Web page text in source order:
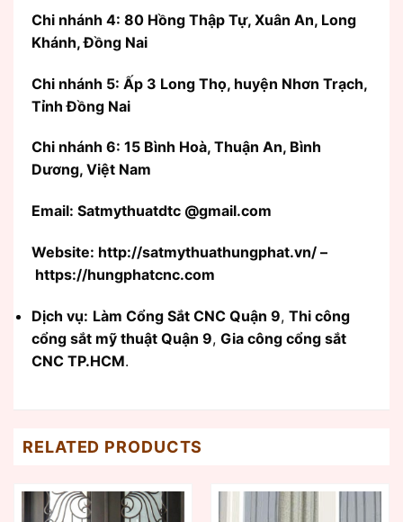
Chi nhánh 4: 80 Hồng Thập Tự, Xuân An, Long
Khánh, Đồng Nai
Chi nhánh 5: Ấp 3 Long Thọ, huyện Nhơn Trạch,
Tỉnh Đồng Nai
Chi nhánh 6: 15 Bình Hoà, Thuận An, Bình
Dương, Việt Nam
Email: Satmythuatdtc @gmail.com
Website: http://satmythuathungphat.vn/ –
https://hungphatcnc.com
Dịch vụ: Làm Cổng Sắt CNC Quận 9, Thi công
cổng sắt mỹ thuật Quận 9, Gia công cổng sắt
CNC TP.HCM.
RELATED PRODUCTS